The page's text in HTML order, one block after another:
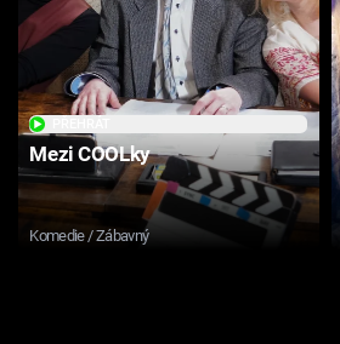
Mezi COOLky
Komedie / Zábavný